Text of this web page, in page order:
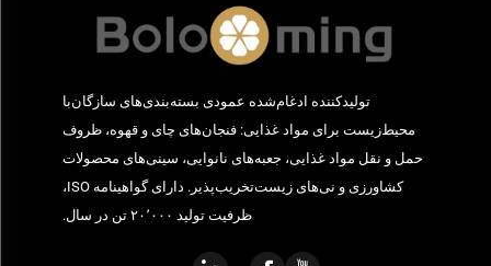
تولیدکننده ادغام‌شده عمودی بسته‌بندی‌های سازگان‌با
محیط‌زیست برای مواد غذایی: فنجان‌های چای و قهوه، ظروف
حمل و نقل مواد غذایی، جعبه‌های نانوایی، سینی‌های محصولات
کشاورزی و نی‌های زیست‌تخریب‌پذیر. دارای گواهینامه ISO،
ظرفیت تولید ۲۰٬۰۰۰ تن در سال.